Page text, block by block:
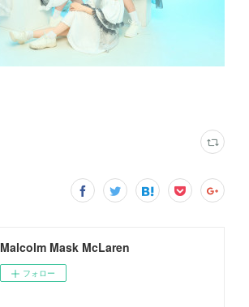
Malcolm Mask McLaren
フォロー